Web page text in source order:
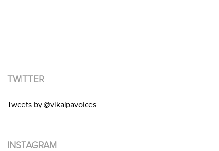
TWITTER
Tweets by @vikalpavoices
INSTAGRAM